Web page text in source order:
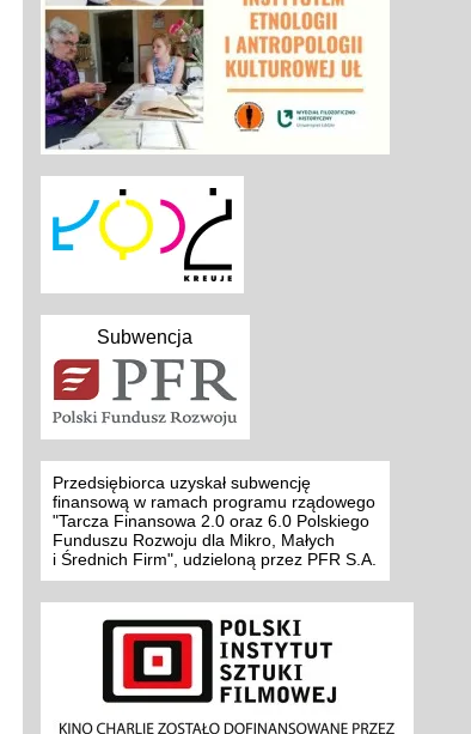
Subwencja
Przedsiębiorca uzyskał subwencję
finansową w ramach programu rządowego
"Tarcza Finansowa 2.0 oraz 6.0 Polskiego
Funduszu Rozwoju dla Mikro, Małych
i Średnich Firm", udzieloną przez PFR S.A.